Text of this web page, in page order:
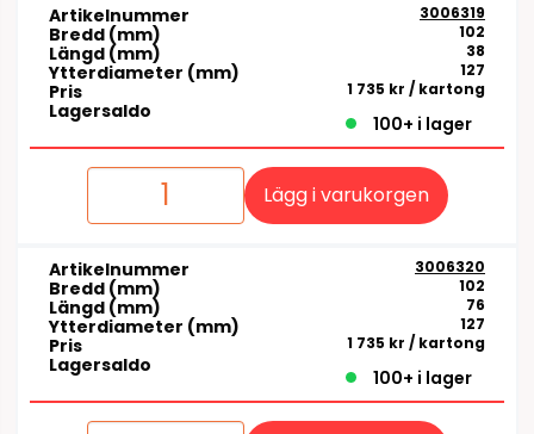
Artikelnummer 3006319
Bredd (mm) 102
Längd (mm) 38
Ytterdiameter (mm) 127
Pris 1 735 kr / kartong
Lagersaldo
100+ i lager
Lägg i varukorgen
Artikelnummer 3006320
Bredd (mm) 102
Längd (mm) 76
Ytterdiameter (mm) 127
Pris 1 735 kr / kartong
Lagersaldo
100+ i lager